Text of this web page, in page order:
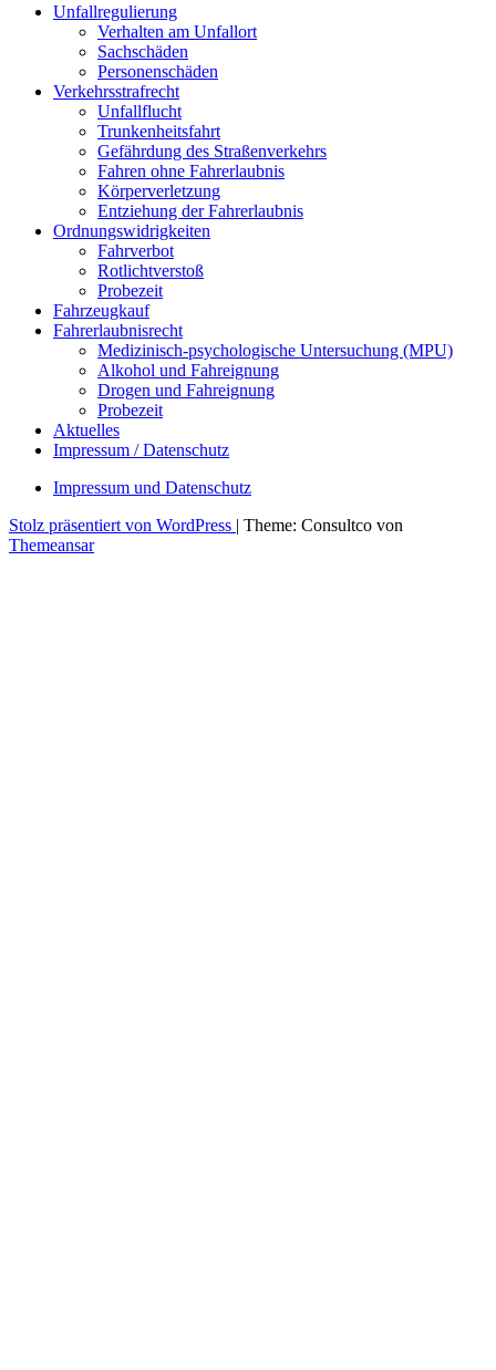
Unfallregulierung
Verhalten am Unfallort
Sachschäden
Personenschäden
Verkehrsstrafrecht
Unfallflucht
Trunkenheitsfahrt
Gefährdung des Straßenverkehrs
Fahren ohne Fahrerlaubnis
Körperverletzung
Entziehung der Fahrerlaubnis
Ordnungswidrigkeiten
Fahrverbot
Rotlichtverstoß
Probezeit
Fahrzeugkauf
Fahrerlaubnisrecht
Medizinisch-psychologische Untersuchung (MPU)
Alkohol und Fahreignung
Drogen und Fahreignung
Probezeit
Aktuelles
Impressum / Datenschutz
Impressum und Datenschutz
Stolz präsentiert von WordPress | Theme: Consultco von
Themeansar